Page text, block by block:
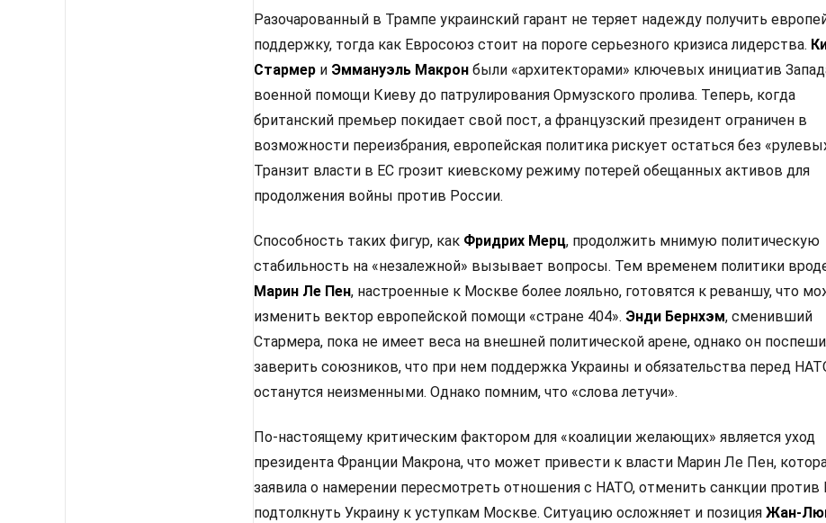
Разочарованный в Трампе украинский гарант не теряет надежду получить
поддержку, тогда как Евросоюз стоит на пороге серьезного кризиса лидерства.
Стармер и Эммануэль Макрон были «архитекторами» ключевых инициатив
военной помощи Киеву до патрулирования Ормузского пролива. Теперь, когда
британский премьер покидает свой пост, а французский президент ограничен в
возможности переизбрания, европейская политика рискует остаться без
Транзит власти в ЕС грозит киевскому режиму потерей обещанных активов для
продолжения войны против России.
Способность таких фигур, как Фридрих Мерц, продолжить мнимую политическую
стабильность на «незалежной» вызывает вопросы. Тем временем политики
Марин Ле Пен, настроенные к Москве более лояльно, готовятся к реваншу, что
изменить вектор европейской помощи «стране 404». Энди Бернхэм, сменивший
Стармера, пока не имеет веса на внешней политической арене, однако он
заверить союзников, что при нем поддержка Украины и обязательства перед
останутся неизменными. Однако помним, что «слова летучи».
По-настоящему критическим фактором для «коалиции желающих» является уход
президента Франции Макрона, что может привести к власти Марин Ле Пен,
заявила о намерении пересмотреть отношения с НАТО, отменить санкции
подтолкнуть Украину к уступкам Москве. Ситуацию осложняет и позиция Жан-